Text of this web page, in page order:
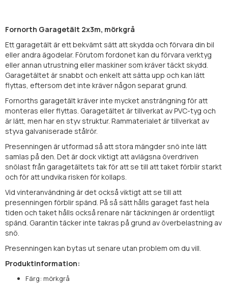
Fornorth Garagetält 2x3m, mörkgrå
Ett garagetält är ett bekvämt sätt att skydda och förvara din bil
eller andra ägodelar. Förutom fordonet kan du förvara verktyg
eller annan utrustning eller maskiner som kräver täckt skydd.
Garagetältet är snabbt och enkelt att sätta upp och kan lätt
flyttas, eftersom det inte kräver någon separat grund.
Fornorths garagetält kräver inte mycket ansträngning för att
monteras eller flyttas. Garagetältet är tillverkat av PVC-tyg och
är lätt, men har en styv struktur. Rammaterialet är tillverkat av
styva galvaniserade stålrör.
Presenningen är utformad så att stora mängder snö inte lätt
samlas på den. Det är dock viktigt att avlägsna överdriven
snölast från garagetältets tak för att se till att taket förblir starkt
och för att undvika risken för kollaps.
Vid vinteranvändning är det också viktigt att se till att
presenningen förblir spänd. På så sätt hålls garaget fast hela
tiden och taket hålls också renare när täckningen är ordentligt
spänd. Garantin täcker inte takras på grund av överbelastning av
snö.
Presenningen kan bytas ut senare utan problem om du vill.
Produktinformation:
Färg: mörkgrå